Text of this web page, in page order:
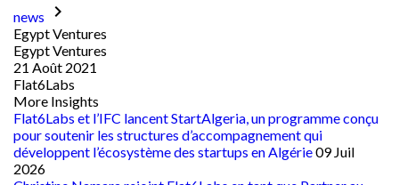
news keyboard_arrow_right
Egypt Ventures
Egypt Ventures
21 Août 2021
Flat6Labs
More Insights
Flat6Labs et l’IFC lancent StartAlgeria, un programme conçu
pour soutenir les structures d’accompagnement qui
développent l’écosystème des startups en Algérie09 Juil
2026